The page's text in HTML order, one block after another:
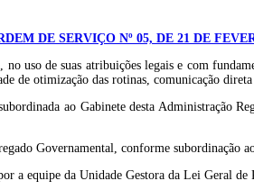
DE SERVIÇO Nº 05, DE 21 DE
de suas atribuições legais e com
de otimização das rotinas, comunicação
ao Gabinete desta Administração
Governamental, conforme subordinação
a equipe da Unidade Gestora da Lei Geral